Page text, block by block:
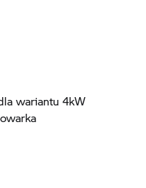
wariantu 4kW